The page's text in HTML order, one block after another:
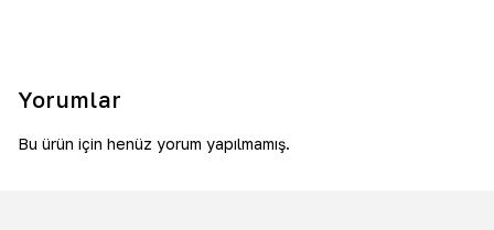
Yorumlar
Bu ürün için henüz yorum yapılmamış.